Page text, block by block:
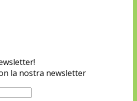
la nostra newsletter